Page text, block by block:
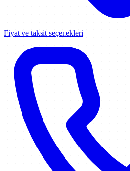
Fiyat ve taksit seçenekleri